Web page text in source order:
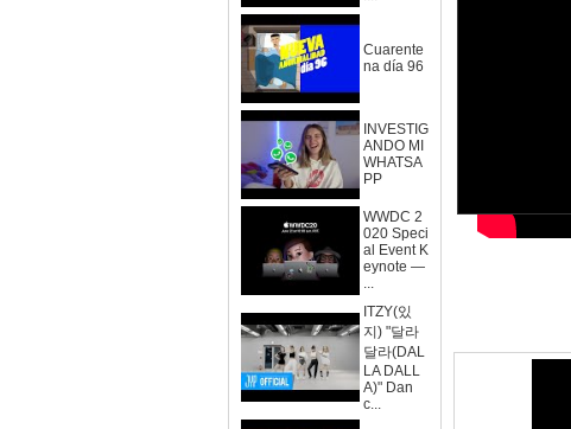
Cuarente
na día 96
INVESTIG
ANDO MI
WHATSA
PP
WWDC 2
020 Speci
al Event K
eynote —
...
ITZY(있
지) "달라
달라(DAL
LA DALL
A)" Dan
c...